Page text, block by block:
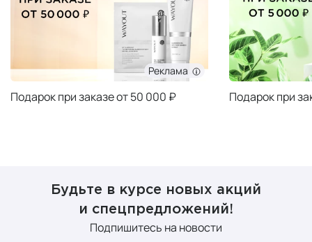
Реклама
Подарок при заказе от 50 000 ₽ Подарок при
Будьте в курсе новых акций
и спецпредложений!
Подпишитесь на новости